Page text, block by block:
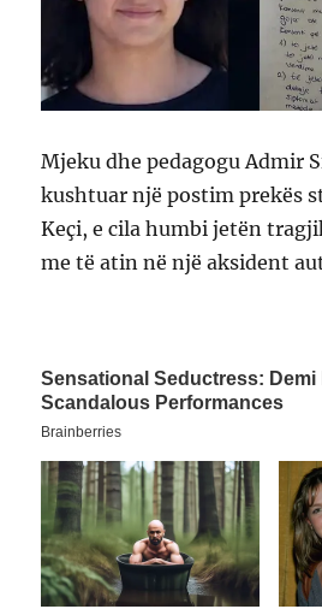
Mjeku dhe pedagogu Admir
kushtuar një postim prekës
Keçi, e cila humbi jetën
me të atin në një aksident